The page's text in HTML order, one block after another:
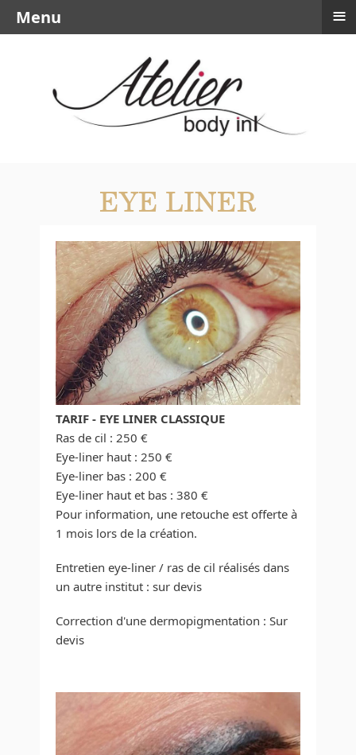
EYE LINER
TARIF - EYE LINER CLASSIQUE
Ras de cil : 250 €
Eye-liner haut : 250 €
Eye-liner bas : 200 €
Eye-liner haut et bas : 380 €
Pour information, une retouche est offerte à
1 mois lors de la création.
Entretien eye-liner / ras de cil réalisés dans
un autre institut : sur devis
Correction d'une dermopigmentation : Sur
devis
Menu ≡